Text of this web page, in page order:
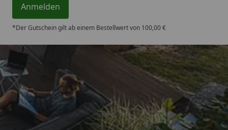
Anmelden
*Der Gutschein gilt ab einem Bestellwert von 100,00 €
Trusted Shops
4,71/ 5